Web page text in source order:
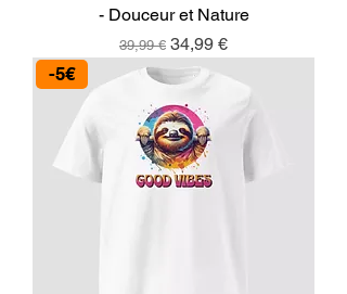
- Douceur et Nature
Prix original
39,99 € Prix promotionnel
34,99 €
-5€